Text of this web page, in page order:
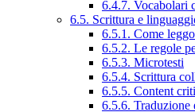
6.4.7. Vocabolari
6.5. Scrittura e
6.5.1. Come
6.5.2. Le regole
6.5.3. Microtesti
6.5.4. Scrittura
6.5.5. Content
6.5.6. Traduzione